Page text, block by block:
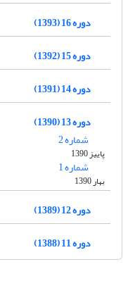
دوره 16 (1393)
دوره 15 (1392)
دوره 14 (1391)
دوره 13 (1390)
شماره 2
پاییز 1390
شماره 1
بهار 1390
دوره 12 (1389)
دوره 11 (1388)